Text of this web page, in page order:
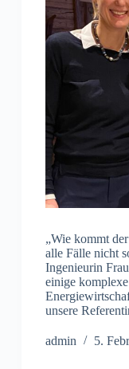
„Wie kommt
alle Fälle nicht
Ingenieurin
einige
unsere
admin 5.